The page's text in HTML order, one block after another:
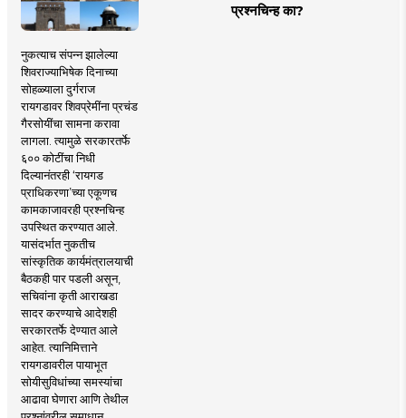
प्रश्नचिन्ह का?
नुकत्याच संपन्न झालेल्या
शिवराज्याभिषेक दिनाच्या
सोहळ्याला दुर्गराज
रायगडावर शिवप्रेमींना प्रचंड
गैरसोयींचा सामना करावा
लागला. त्यामुळे सरकारतर्फे
६०० कोटींचा निधी
दिल्यानंतरही ‘रायगड
प्राधिकरणा’च्या एकूणच
कामकाजावरही प्रश्नचिन्ह
उपस्थित करण्यात आले.
यासंदर्भात नुकतीच
सांस्कृतिक कार्यमंत्रालयाची
बैठकही पार पडली असून,
सचिवांना कृती आराखडा
सादर करण्याचे आदेशही
सरकारतर्फे देण्यात आले
आहेत. त्यानिमित्ताने
रायगडावरील पायाभूत
सोयीसुविधांच्या समस्यांचा
आढावा घेणारा आणि तेथील